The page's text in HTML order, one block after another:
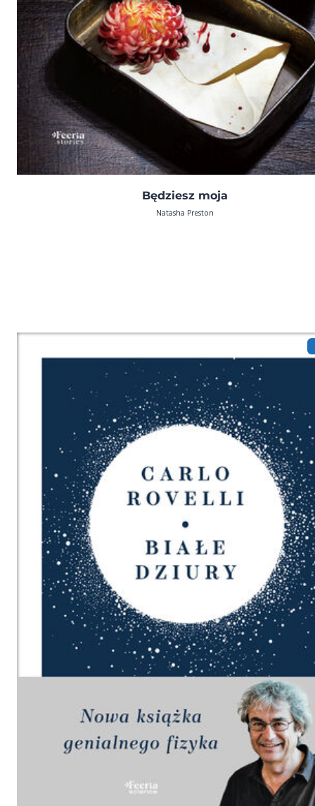
Będziesz moja
Natasha Preston